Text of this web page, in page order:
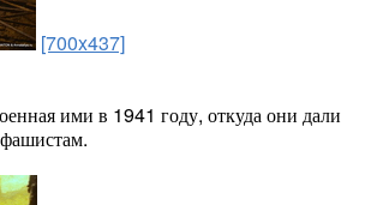
[700x437]
ими в 1941 году, откуда они дали